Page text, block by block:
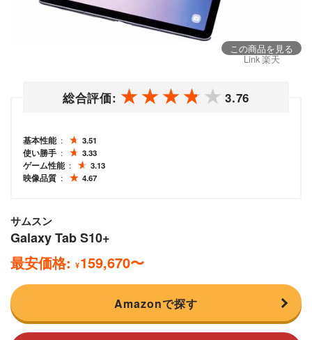
この商品を見る
Link 楽天
総合評価: 3.76
基本性能
3.51
使い勝手
3.33
ゲーム性能
3.13
映像品質
4.67
サムスン
Galaxy Tab S10+
最安価格: ¥159,670〜
Amazonで探す